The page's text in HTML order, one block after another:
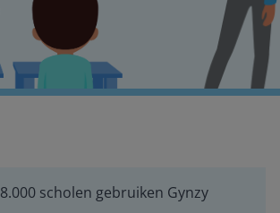
8.000 scholen gebruiken Gynzy